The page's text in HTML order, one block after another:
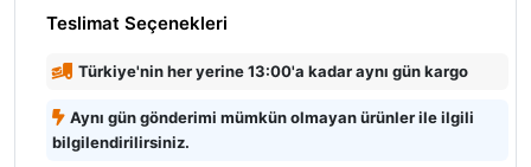
Teslimat Seçenekleri
Türkiye'nin her yerine 13:00'a kadar aynı gün kargo
Aynı gün gönderimi mümkün olmayan ürünler ile ilgili
bilgilendirilirsiniz.